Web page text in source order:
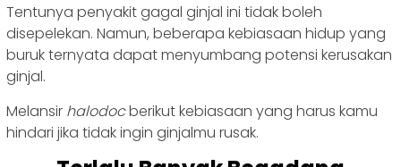
Tentunya penyakit gagal ginjal ini tidak boleh
disepelekan. Namun, beberapa kebiasaan hidup yang
buruk ternyata dapat menyumbang potensi kerusakan
ginjal.
Melansir halodocberikut kebiasaan yang harus kamu
hindari jika tidak ingin ginjalmu rusak.